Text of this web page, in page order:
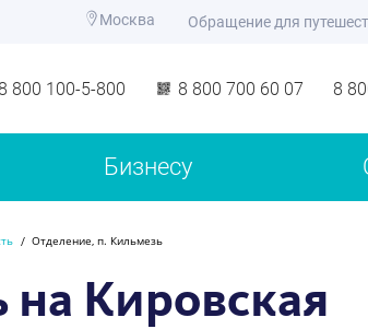
Москва Обращение для
800 100-5-800 8 800 700 60 07 8
Бизнесу
Отделение, п. Кильмезь
Кировская